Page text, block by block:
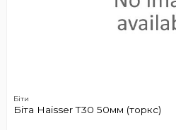
Біти
Біта Haisser Т30 50мм (торкс)